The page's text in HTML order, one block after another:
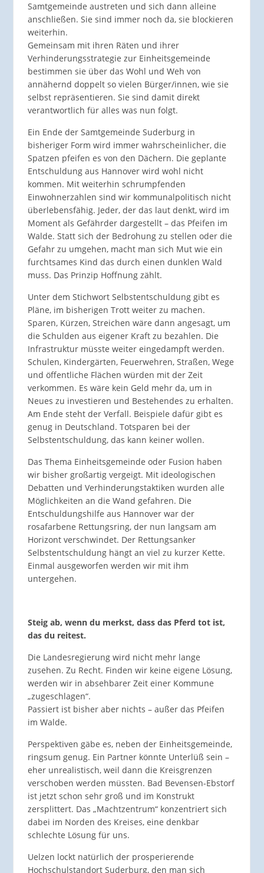
Samtgemeinde austreten und sich dann alleine
anschließen. Sie sind immer noch da, sie blockieren
weiterhin.
Gemeinsam mit ihren Räten und ihrer
Verhinderungsstrategie zur Einheitsgemeinde
bestimmen sie über das Wohl und Weh von
annähernd doppelt so vielen Bürger/innen, wie sie
selbst repräsentieren. Sie sind damit direkt
verantwortlich für alles was nun folgt.
Ein Ende der Samtgemeinde Suderburg in
bisheriger Form wird immer wahrscheinlicher, die
Spatzen pfeifen es von den Dächern. Die geplante
Entschuldung aus Hannover wird wohl nicht
kommen. Mit weiterhin schrumpfenden
Einwohnerzahlen sind wir kommunalpolitisch nicht
überlebensfähig. Jeder, der das laut denkt, wird im
Moment als Gefährder dargestellt – das Pfeifen im
Walde. Statt sich der Bedrohung zu stellen oder die
Gefahr zu umgehen, macht man sich Mut wie ein
furchtsames Kind das durch einen dunklen Wald
muss. Das Prinzip Hoffnung zählt.
Unter dem Stichwort Selbstentschuldung gibt es
Pläne, im bisherigen Trott weiter zu machen.
Sparen, Kürzen, Streichen wäre dann angesagt, um
die Schulden aus eigener Kraft zu bezahlen. Die
Infrastruktur müsste weiter eingedampft werden.
Schulen, Kindergärten, Feuerwehren, Straßen, Wege
und öffentliche Flächen würden mit der Zeit
verkommen. Es wäre kein Geld mehr da, um in
Neues zu investieren und Bestehendes zu erhalten.
Am Ende steht der Verfall. Beispiele dafür gibt es
genug in Deutschland. Totsparen bei der
Selbstentschuldung, das kann keiner wollen.
Das Thema Einheitsgemeinde oder Fusion haben
wir bisher großartig vergeigt. Mit ideologischen
Debatten und Verhinderungstaktiken wurden alle
Möglichkeiten an die Wand gefahren. Die
Entschuldungshilfe aus Hannover war der
rosafarbene Rettungsring, der nun langsam am
Horizont verschwindet. Der Rettungsanker
Selbstentschuldung hängt an viel zu kurzer Kette.
Einmal ausgeworfen werden wir mit ihm
untergehen.
Steig ab, wenn du merkst, dass das Pferd tot ist,
das du reitest.
Die Landesregierung wird nicht mehr lange
zusehen. Zu Recht. Finden wir keine eigene Lösung,
werden wir in absehbarer Zeit einer Kommune
„zugeschlagen“.
Passiert ist bisher aber nichts – außer das Pfeifen
im Walde.
Perspektiven gäbe es, neben der Einheitsgemeinde,
ringsum genug. Ein Partner könnte Unterlüß sein –
eher unrealistisch, weil dann die Kreisgrenzen
verschoben werden müssten. Bad Bevensen-Ebstorf
ist jetzt schon sehr groß und im Konstrukt
zersplittert. Das „Machtzentrum“ konzentriert sich
dabei im Norden des Kreises, eine denkbar
schlechte Lösung für uns.
Uelzen lockt natürlich der prosperierende
Hochschulstandort Suderburg, den man sich